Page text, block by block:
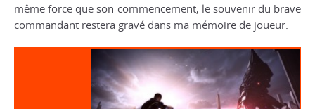
même force que son commencement, le souvenir du brave
commandant restera gravé dans ma mémoire de joueur.